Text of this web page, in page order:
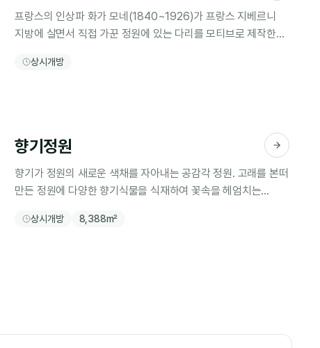
프랑스의 인상파 화가 모네(1840~1926)가 프랑스 지베르니
지방에 살면서 직접 가꾼 정원에 있는 다리를 모티브로 제작한
상시개방
향기정원
향기가 정원의 새로운 색채를 자아내는 공감각 정원. 고래를 본떠
만든 정원에 다양한 향기식물을 식재하여 꽃속을 헤엄치는
상시개방 8,388m²